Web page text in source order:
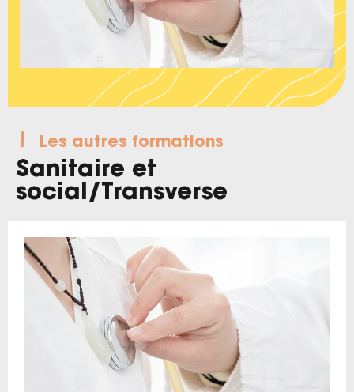
Les autres formations
Sanitaire et
social/ Transverse